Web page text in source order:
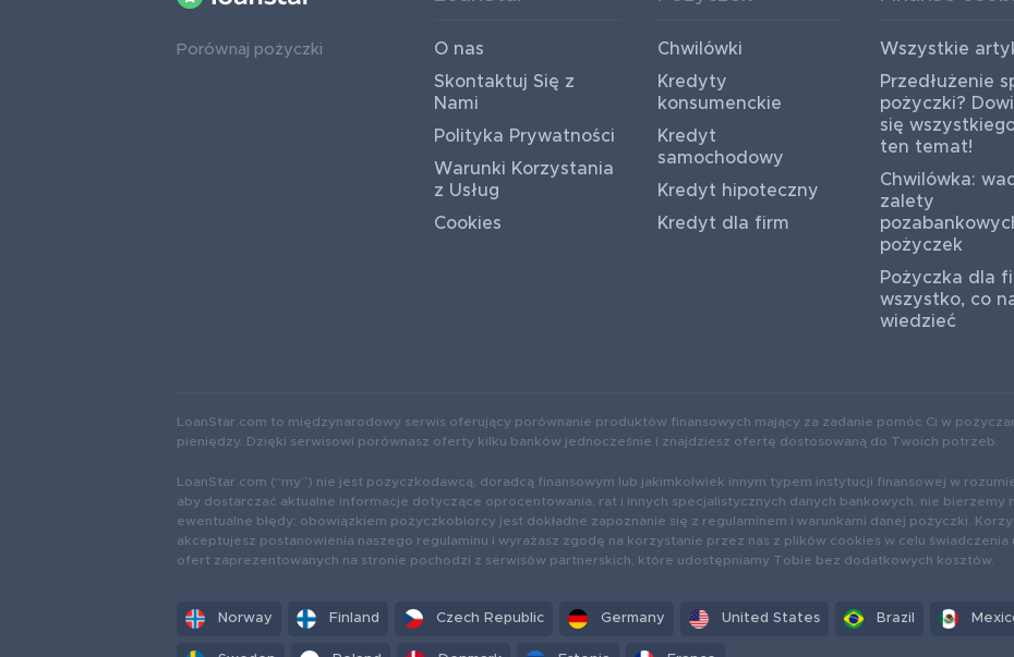
Porównaj pożyczki
O nas
Skontaktuj Się z
Nami
Polityka Prywatności
Warunki Korzystania
z Usług
Cookies
Chwilówki
Kredyty
konsumenckie
Kredyt
samochodowy
Kredyt hipoteczny
Kredyt dla firm
Wszystkie
Przedłużenie
pożyczki?
się
ten temat!
Chwilówka:
zalety
pożyczek
Pożyczka dla
wszystko, co
wiedzieć
LoanStar.com to międzynarodowy serwis oferujący porównanie produktów finansowych mający za zadanie pomóc Ci w
pieniędzy. Dzięki serwisowi porównasz oferty kilku banków jednocześnie i znajdziesz ofertę dostosowaną do Twoich potrzeb.
LoanStar.com (“my”) nie jest pożyczkodawcą, doradcą finansowym lub jakimkolwiek innym typem instytucji finansowej w
aby dostarczać aktualne informacje dotyczące oprocentowania, rat i innych specjalistycznych danych bankowych, nie bierzemy
ewentualne błędy: obowiązkiem pożyczkobiorcy jest dokładne zapoznanie się z regulaminem i warunkami danej pożyczki.
akceptujesz postanowienia naszego regulaminu i wyrażasz zgodę na korzystanie przez nas z plików cookies w celu świadczenia
ofert zaprezentowanych na stronie pochodzi z serwisów partnerskich, które udostępniamy Tobie bez dodatkowych kosztów.
Norway Finland Czech Republic Germany United States Brazil